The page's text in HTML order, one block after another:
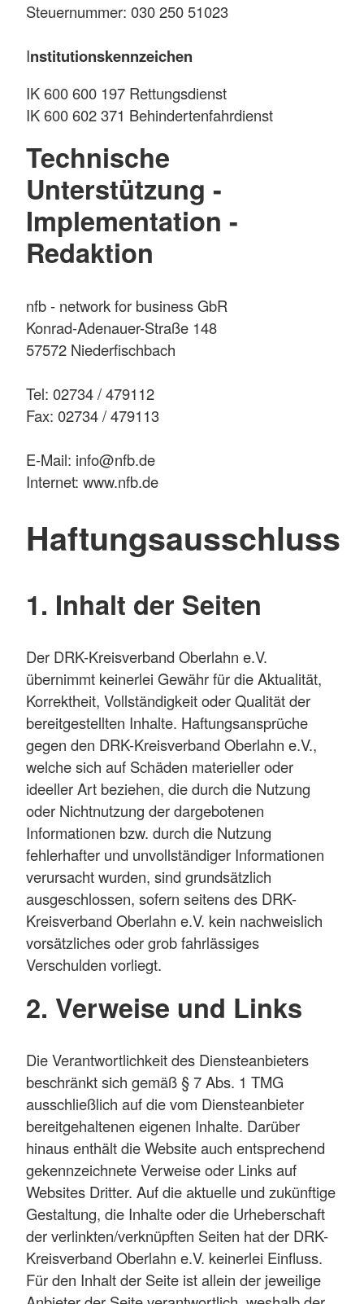
Steuernummer: 030 250 51023
Institutionskennzeichen
IK 600 600 197 Rettungsdienst
IK 600 602 371 Behindertenfahrdienst
Technische
Unterstützung -
Implementation -
Redaktion
nfb - network for business GbR
Konrad-Adenauer-Straße 148
57572 Niederfischbach
Tel: 02734 / 479112
Fax: 02734 / 479113
E-Mail: info@nfb.de
Internet: www.nfb.de
Haftungsausschluss
1. Inhalt der Seiten
Der DRK-Kreisverband Oberlahn e.V.
übernimmt keinerlei Gewähr für die Aktualität,
Korrektheit, Vollständigkeit oder Qualität der
bereitgestellten Inhalte. Haftungsansprüche
gegen den DRK-Kreisverband Oberlahn e.V.,
welche sich auf Schäden materieller oder
ideeller Art beziehen, die durch die Nutzung
oder Nichtnutzung der dargebotenen
Informationen bzw. durch die Nutzung
fehlerhafter und unvollständiger Informationen
verursacht wurden, sind grundsätzlich
ausgeschlossen, sofern seitens des DRK-
Kreisverband Oberlahn e.V. kein nachweislich
vorsätzliches oder grob fahrlässiges
Verschulden vorliegt.
2. Verweise und Links
Die Verantwortlichkeit des Diensteanbieters
beschränkt sich gemäß § 7 Abs. 1 TMG
ausschließlich auf die vom Diensteanbieter
bereitgehaltenen eigenen Inhalte. Darüber
hinaus enthält die Website auch entsprechend
gekennzeichnete Verweise oder Links auf
Websites Dritter. Auf die aktuelle und zukünftige
Gestaltung, die Inhalte oder die Urheberschaft
der verlinkten/verknüpften Seiten hat der DRK-
Kreisverband Oberlahn e.V. keinerlei Einfluss.
Für den Inhalt der Seite ist allein der jeweilige